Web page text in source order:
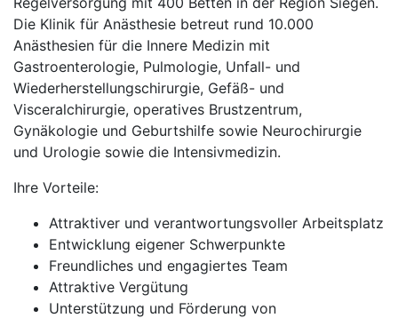
Die Klinik für Anästhesie betreut rund 10.000
Anästhesien für die Innere Medizin mit
Gastroenterologie, Pulmologie, Unfall- und
Wiederherstellungschirurgie, Gefäß- und
Visceralchirurgie, operatives Brustzentrum,
Gynäkologie und Geburtshilfe sowie Neurochirurgie
und Urologie sowie die Intensivmedizin.
Ihre Vorteile:
Attraktiver und verantwortungsvoller Arbeitsplatz
Entwicklung eigener Schwerpunkte
Freundliches und engagiertes Team
Attraktive Vergütung
Unterstützung und Förderung von